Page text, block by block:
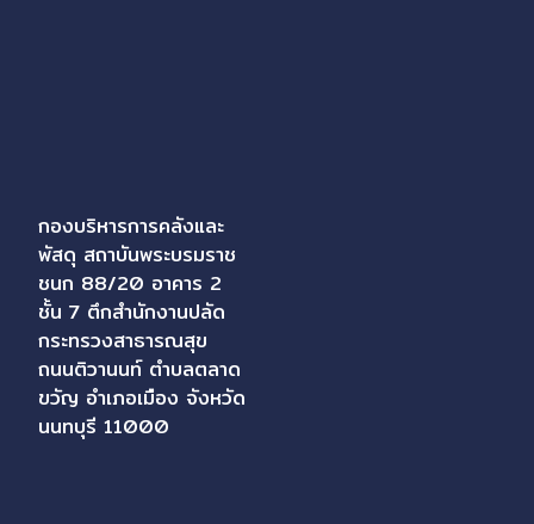
กองบริหารการคลังและ
พัสดุ สถาบันพระบรมราช
ชนก 88/20 อาคาร 2
ชั้น 7 ตึกสำนักงานปลัด
กระทรวงสาธารณสุข
ถนนติวานนท์ ตำบลตลาด
ขวัญ อำเภอเมือง จังหวัด
นนทบุรี 11000